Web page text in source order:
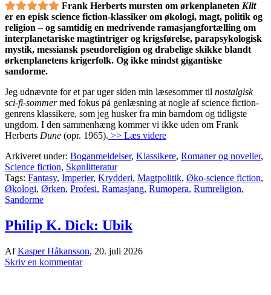
Frank Herberts mursten om ørkenplaneten Klit
er en episk science fiction-klassiker om økologi, magt, politik og
religion – og samtidig en medrivende ramasjangfortælling om
interplanetariske magtintriger og krigsførelse, parapsykologisk
mystik, messiansk pseudoreligion og drabelige skikke blandt
ørkenplanetens krigerfolk. Og ikke mindst gigantiske
sandorme.
Jeg udnævnte for et par uger siden min læsesommer til nostalgisk
sci-fi-sommermed fokus på genlæsning at nogle af science fiction-
genrens klassikere, som jeg husker fra min barndom og tidligste
ungdom. I den sammenhæng kommer vi ikke uden om Frank
Herberts Dune (opr. 1965). >> Læs videre
Arkiveret under: Boganmeldelser, Klassikere, Romaner og noveller,
Science fiction, Skønlitteratur
Tags: Fantasy, Imperier, Krydderi, Magtpolitik, Øko-science fiction,
Økologi, Ørken, Profesi, Ramasjang, Rumopera, Rumreligion,
Sandorme
Philip K. Dick: Ubik
AfKasper Håkansson, 20. juli 2026
Skriv en kommentar